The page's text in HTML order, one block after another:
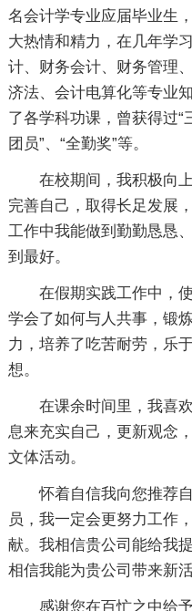
名会计学专业应届毕业生
大热情和精力，在几年学
计、财务会计、财务管理
济法、会计电算化等专业
了各学科功课，曾获得过“
团员”、“全勤奖”等。
在校期间，我积极向
完善自己，取得长足发展
工作中我能做到勤勤恳恳
到最好。
在假期实践工作中，
学会了如何与人共事，锻
力，培养了吃苦耐劳，乐
想。
在课余时间里，我喜
息来充实自己，更新观念
文体活动。
怀着自信我向您推荐
员，我一定会更努力工作
献。我相信贵公司能给我
相信我能为贵公司带来新
感谢您在百忙之中给